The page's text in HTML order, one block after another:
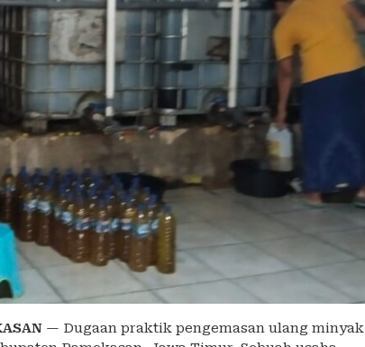
— Dugaan praktik pengemasan ulang minyak